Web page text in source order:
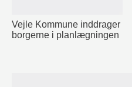
Vejle Kommune inddrager
borgerne i planlægningen